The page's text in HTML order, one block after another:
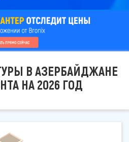
В АЗЕРБАЙДЖАНЕ
НА 2026 ГОД